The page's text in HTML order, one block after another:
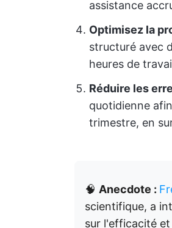
assistance
Optimisez la
structuré avec
heures de
Réduire les
quotidienne
trimestre, en
🧠 Anecdote :
scientifique, a
sur l'efficacité